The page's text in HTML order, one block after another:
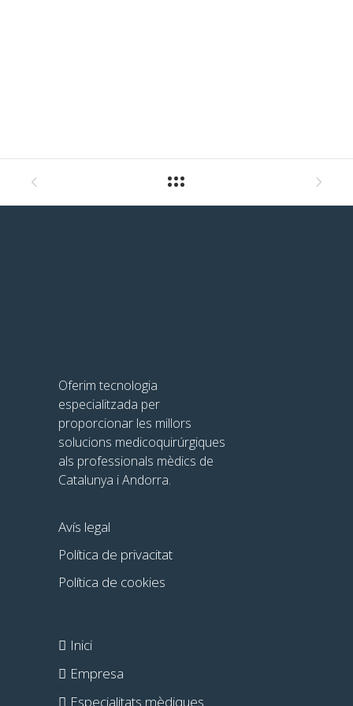
Oferim tecnologia
especialitzada per
proporcionar les millors
solucions medicoquirúrgiques
als professionals mèdics de
Catalunya i Andorra.
Avís legal
Política de privacitat
Política de cookies
Inici
Empresa
Especialitats mèdiques